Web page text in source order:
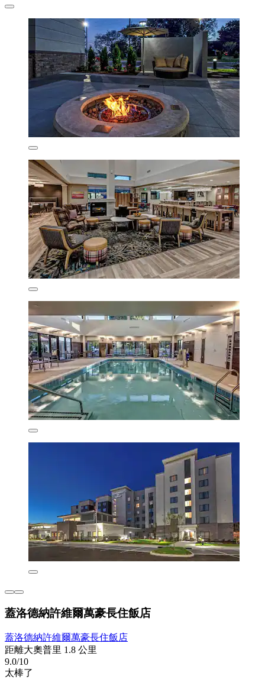
蓋洛德納許維爾萬豪長住飯店
蓋洛德納許維爾萬豪長住飯店
距離大奧普里 1.8 公里
9.0/10
太棒了